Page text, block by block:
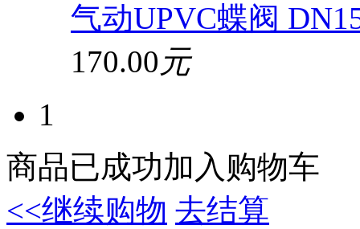
气动UPVC蝶阀
170.00 元
1
商品已成功加入购物车
<<继续购物 去结算